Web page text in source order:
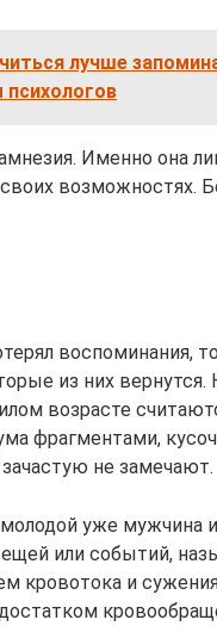
лучше
Именно она
возможностях.
воспоминания,
из них
возрасте
фрагментами,
не замечают.
уже
или событий,
кровотока и